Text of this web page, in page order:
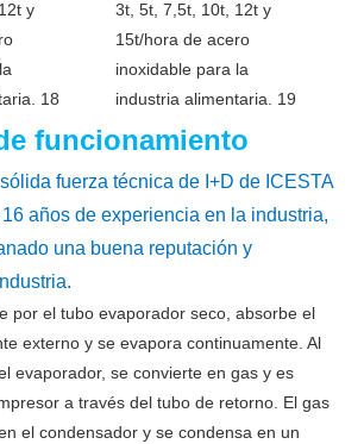
funcionamiento
fuerza técnica de I+D de ICESTA
años de experiencia en la industria,
una buena reputación y
por el tubo evaporador seco, absorbe el
externo y se evapora continuamente. Al
evaporador, se convierte en gas y es
a través del tubo de retorno. El gas
el condensador y se condensa en un